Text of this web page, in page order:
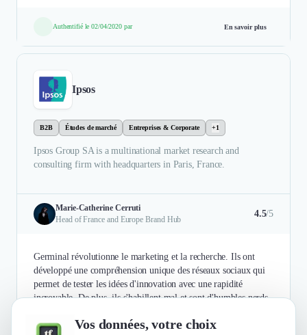
Vos données, votre choix
Authentifié le 02/04/2020 par En savoir plus
Ipsos
B2B Études de marché Entreprises & Corporate +1
Ipsos Group SA is a multinational market research and
consulting firm with headquarters in Paris, France.
Marie-Catherine Cerruti
Head of France and Europe Brand Hub
4.5/5
Germinal révolutionne le marketing et la recherche. Ils ont
développé une compréhension unique des réseaux sociaux qui
permet de tester les idées d'innovation avec une rapidité
incroyable. De plus, ils s'habillent mal et sont d'humbles nerds.